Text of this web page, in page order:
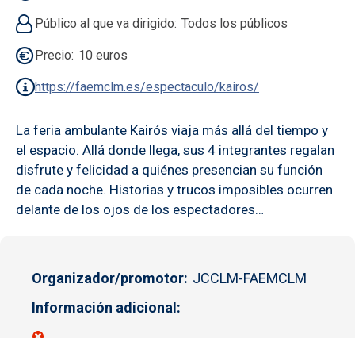
Público al que va dirigido Todos los públicos
Precio 10 euros
https://faemclm.es/espectaculo/kairos/
La feria ambulante Kairós viaja más allá del tiempo y
el espacio. Allá donde llega, sus 4 integrantes regalan
disfrute y felicidad a quiénes presencian su función
de cada noche. Historias y trucos imposibles ocurren
delante de los ojos de los espectadores…
Organizador/promotor JCCLM-FAEMCLM
Información adicional